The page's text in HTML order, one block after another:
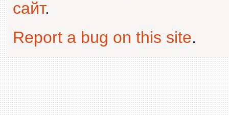
сайт.
Report a bug on this site.